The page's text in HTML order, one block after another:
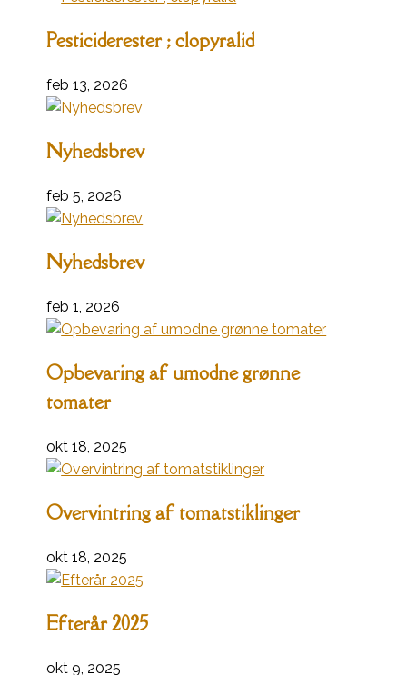
Pesticiderester ; clopyralid
feb 13, 2026
Nyhedsbrev
feb 5, 2026
Nyhedsbrev
feb 1, 2026
Opbevaring af umodne grønne
tomater
okt 18, 2025
Overvintring af tomatstiklinger
okt 18, 2025
Efterår 2025
okt 9, 2025